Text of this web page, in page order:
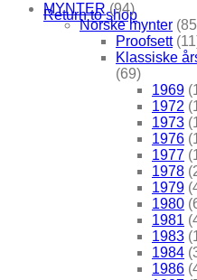
Return to shop
MYNTER (94)
Norske mynter
Proofsett
Klassiske
(69)
1969
1972
1973
1976
1977
1978
1979
1980
1981
1983
1984
1986